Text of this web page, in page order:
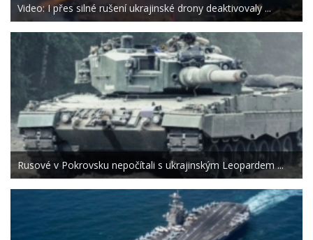
Video: I přes silné rušení ukrajinské drony deaktivovaly ...
Rusové v Pokrovsku nepočítali s ukrajinským Leopardem ...